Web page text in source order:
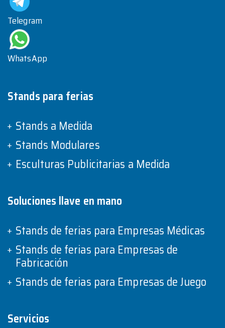
Telegram
WhatsApp
Stands para ferias
Stands a Medida
Stands Modulares
Esculturas Publicitarias a Medida
Soluciones llave en mano
Stands de ferias para Empresas Médicas
Stands de ferias para Empresas de
Fabricación
Stands de ferias para Empresas de Juego
Servicios